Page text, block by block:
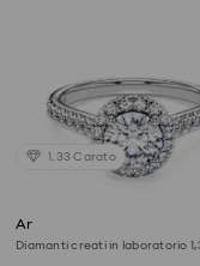
1.33 Carato
Anello solitario halo
Diamanti creati in laboratorio